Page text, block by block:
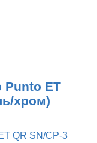
Punto ET
хром)